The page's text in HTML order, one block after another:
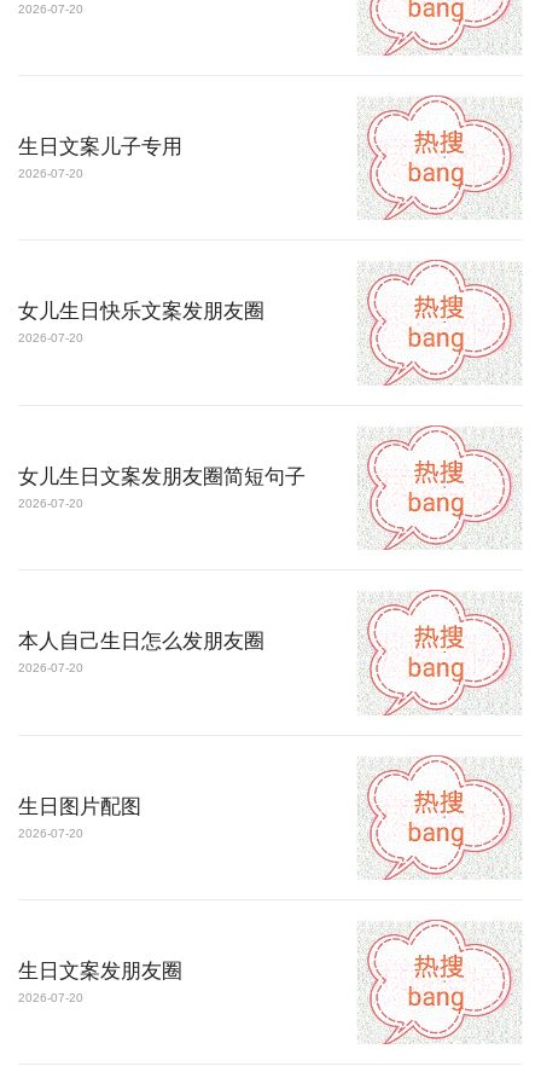
2026-07-20
生日文案儿子专用
2026-07-20
女儿生日快乐文案发朋友圈
2026-07-20
女儿生日文案发朋友圈简短句子
2026-07-20
本人自己生日怎么发朋友圈
2026-07-20
生日图片配图
2026-07-20
生日文案发朋友圈
2026-07-20